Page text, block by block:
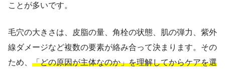
ことが多いです。
毛穴の大きさは、皮脂の量、角栓の状態、肌の弾力、紫外
線ダメージなど複数の要素が絡み合って決まります。その
ため、 「どの原因が主体なのか」を理解してからケアを選